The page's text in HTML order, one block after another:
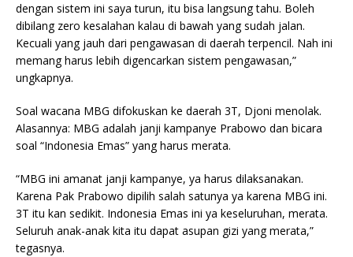
dengan sistem ini saya turun, itu bisa langsung tahu. Boleh
dibilang zero kesalahan kalau di bawah yang sudah jalan.
Kecuali yang jauh dari pengawasan di daerah terpencil. Nah ini
memang harus lebih digencarkan sistem pengawasan,”
ungkapnya.
Soal wacana MBG difokuskan ke daerah 3T, Djoni menolak.
Alasannya: MBG adalah janji kampanye Prabowo dan bicara
soal “Indonesia Emas” yang harus merata.
“MBG ini amanat janji kampanye, ya harus dilaksanakan.
Karena Pak Prabowo dipilih salah satunya ya karena MBG ini.
3T itu kan sedikit. Indonesia Emas ini ya keseluruhan, merata.
Seluruh anak-anak kita itu dapat asupan gizi yang merata,”
tegasnya.